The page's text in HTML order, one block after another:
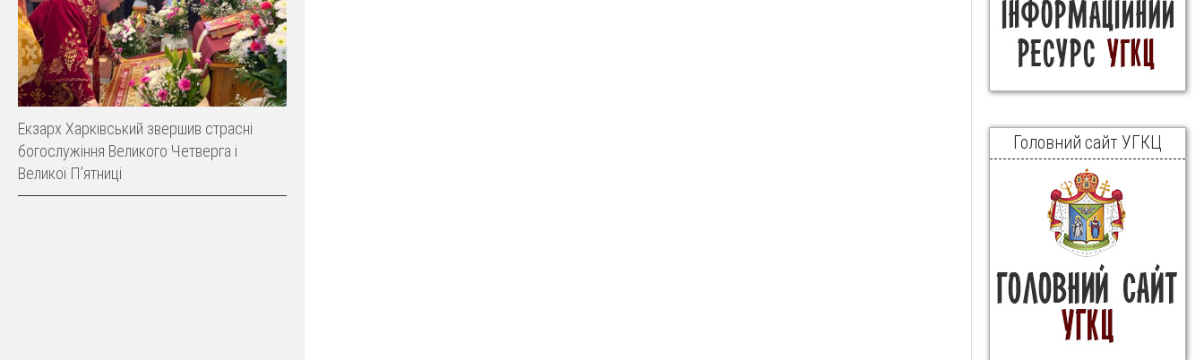
Екзарх Харківський звершив страсні
богослужіння Великого Четверга і
Великої Пʼятниці
Головний сайт УГКЦ